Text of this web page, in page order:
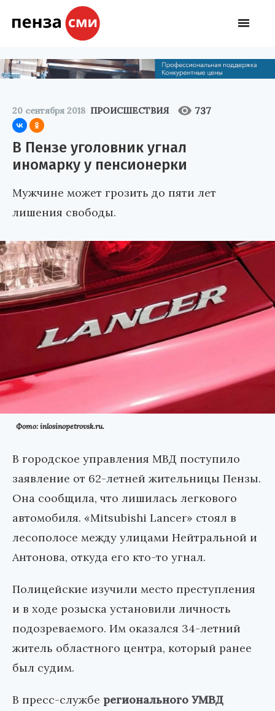
20 сентября 2018 ПРОИСШЕСТВИЯ 737
В Пензе уголовник угнал
иномарку у пенсионерки
Мужчине может грозить до пяти лет
лишения свободы.
Фото: inlosinopetrovsk.ru.
В городское управления МВД поступило
заявление от 62-летней жительницы Пензы.
Она сообщила, что лишилась легкового
автомобиля. «Mitsubishi Lancer» стоял в
лесополосе между улицами Нейтральной и
Антонова, откуда его кто-то угнал.
Полицейские изучили место преступления
и в ходе розыска установили личность
подозреваемого. Им оказался 34-летний
житель областного центра, который ранее
был судим.
В пресс-службе регионального УМВД